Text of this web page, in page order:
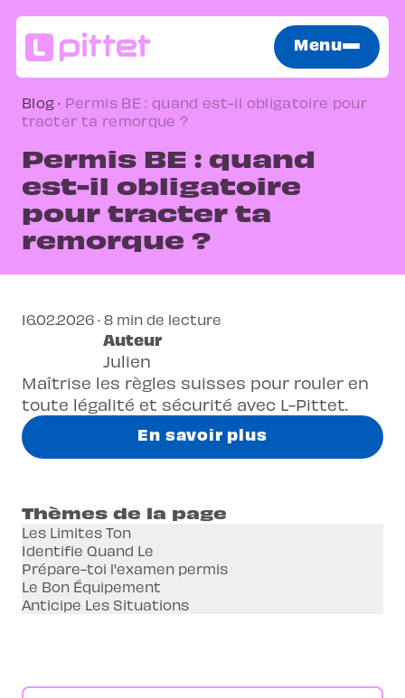
Menu
Blog · Permis BE : quand est-il obligatoire pour
tracter ta remorque ?
Permis BE : quand
est-il obligatoire
pour tracter ta
remorque ?
Maîtrise les règles suisses pour rouler en
toute légalité et sécurité avec L-Pittet.
En savoir plus
16.02.2026 · 8 min de lecture
Auteur
Julien
Thèmes de la page
Les Limites Ton
Identifie Quand Le
Prépare-toi l'examen permis
Le Bon Équipement
Anticipe Les Situations